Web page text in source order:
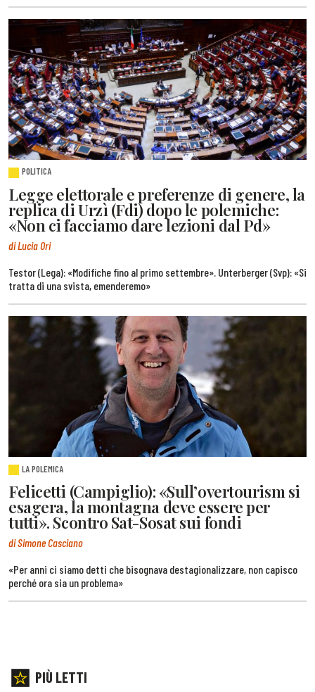
POLITICA
Legge elettorale e preferenze di genere, la
replica di Urzì (Fdi) dopo le polemiche:
«Non ci facciamo dare lezioni dal Pd»
di Lucia Ori
Testor (Lega): «Modifiche fino al primo settembre». Unterberger (Svp): «Si
tratta di una svista, emenderemo»
LA POLEMICA
Felicetti (Campiglio): «Sull’overtourism si
esagera, la montagna deve essere per
tutti». Scontro Sat-Sosat sui fondi
di Simone Casciano
«Per anni ci siamo detti che bisognava destagionalizzare, non capisco
perché ora sia un problema»
PIÙ LETTI